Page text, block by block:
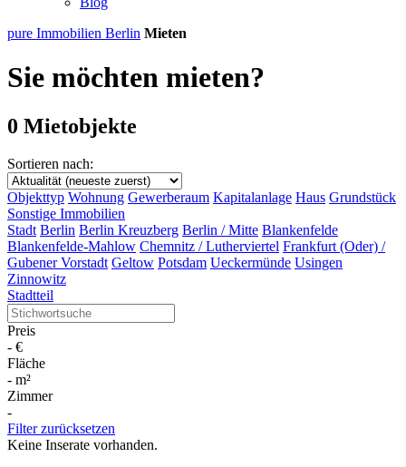
pure Immobilien Berlin Mieten
Sie möchten mieten?
0 Mietobjekte
Sortieren nach:
Objekttyp Wohnung Gewerberaum Kapitalanlage Haus Grundstück
Sonstige Immobilien
Stadt Berlin Berlin Kreuzberg Berlin / Mitte Blankenfelde
Blankenfelde-Mahlow Chemnitz / Lutherviertel Frankfurt (Oder) /
Gubener Vorstadt Geltow Potsdam Ueckermünde Usingen
Zinnowitz
Stadtteil
Preis
- €
Fläche
- m²
Zimmer
-
Filter zurücksetzen
Keine Inserate vorhanden.